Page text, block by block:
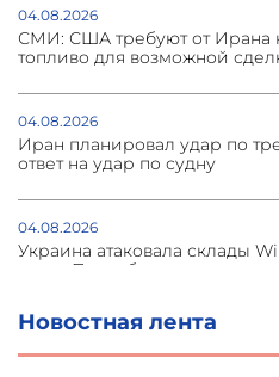
Новостная лента
04.08.2026
СМИ: США требуют от Ирана
топливо для возможной
04.08.2026
Иран планировал удар по
ответ на удар по судну
04.08.2026
Украина атаковала склады
и под Петербургом
03.08.2026
Стратегия безопасности